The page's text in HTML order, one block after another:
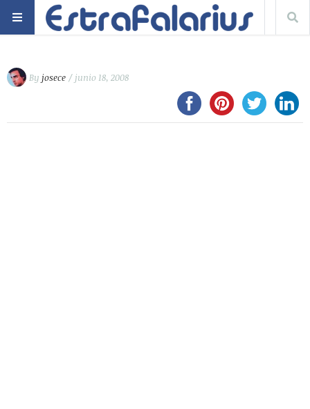
By josece / junio 18, 2008